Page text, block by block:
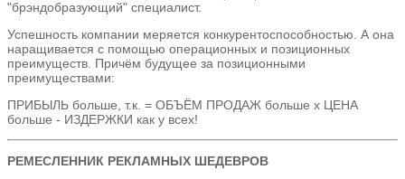
"брэндобразующий" специалист.
Успешность компании меряется конкурентоспособностью. А она
наращивается с помощью операционных и позиционных
преимуществ. Причём будущее за позиционными
преимуществами:
ПРИБЫЛЬ больше, т.к. = ОБЪЁМ ПРОДАЖ больше х ЦЕНА
больше - ИЗДЕРЖКИ как у всех!
РЕМЕСЛЕННИК РЕКЛАМНЫХ ШЕДЕВРОВ